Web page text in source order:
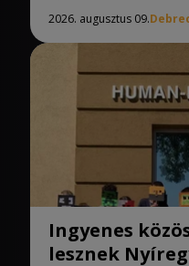
2026. augusztus 09.
Ingyenes
lesznek